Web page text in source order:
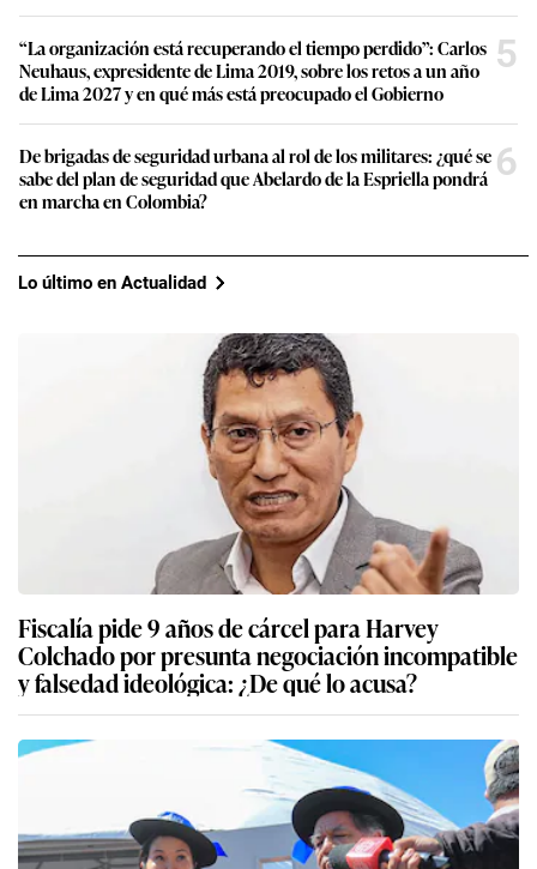
“La organización está recuperando el tiempo perdido”: Carlos
Neuhaus, expresidente de Lima 2019, sobre los retos a un año
de Lima 2027 y en qué más está preocupado el Gobierno
5
De brigadas de seguridad urbana al rol de los militares: ¿qué se
sabe del plan de seguridad que Abelardo de la Espriella pondrá
en marcha en Colombia?
6
Lo último en Actualidad
Fiscalía pide 9 años de cárcel para Harvey
Colchado por presunta negociación incompatible
y falsedad ideológica: ¿De qué lo acusa?